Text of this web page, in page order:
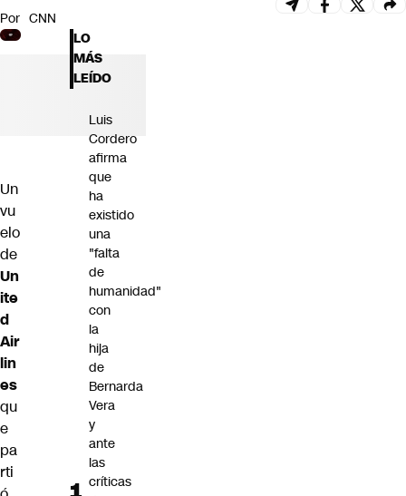
Por CNN
Un
vu
elo
de
Un
ite
d
Air
lin
es
qu
e
pa
rti
LO
MÁS
LEÍDO
Luis
Cordero
afirma
que
ha
existido
una
"falta
de
humanidad"
con
la
hija
de
Bernarda
Vera
y
ante
las
críticas